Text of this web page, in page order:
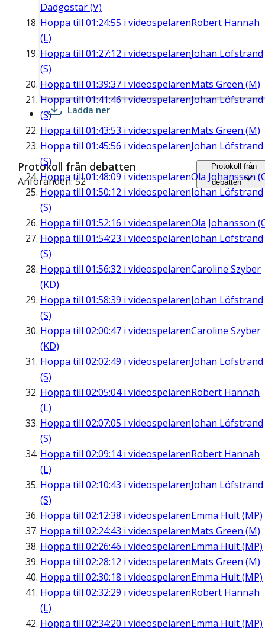
Dadgostar (V)
Hoppa till 01:24:55 i videospelarenRobert Hannah
(L)
Hoppa till 01:27:12 i videospelarenJohan Löfstrand
(S)
Hoppa till 01:39:37 i videospelarenMats Green (M)
Hoppa till01:41:46i videospelarenJohan Löfstrand
(S)
Hoppa till 01:43:53 i videospelarenMats Green (M)
Hoppa till 01:45:56 i videospelarenJohan Löfstrand
(S)
Hoppa till01:48:09 i videospelarenOla Johansson
Hoppa till 01:50:12 i videospelarenJohan Löfstrand
(S)
Hoppa till 01:52:16 i videospelarenOla Johansson
Hoppa till 01:54:23 i videospelarenJohan Löfstrand
(S)
Hoppa till 01:56:32 i videospelarenCaroline Szyber
(KD)
Hoppa till 01:58:39 i videospelarenJohan Löfstrand
(S)
Hoppa till 02:00:47 i videospelarenCaroline Szyber
(KD)
Hoppa till 02:02:49 i videospelarenJohan Löfstrand
(S)
Hoppa till 02:05:04i videospelarenRobert Hannah
(L)
Hoppa till 02:07:05 i videospelarenJohan Löfstrand
(S)
Hoppa till 02:09:14i videospelarenRobert Hannah
(L)
Hoppa till 02:10:43 i videospelarenJohan Löfstrand
(S)
Hoppa till 02:12:38 i videospelarenEmma Hult (MP)
Hoppa till 02:24:43 i videospelarenMats Green (M)
Hoppa till 02:26:46 i videospelarenEmma Hult (MP)
Hoppa till 02:28:12 i videospelarenMats Green (M)
Hoppa till 02:30:18 i videospelarenEmma Hult (MP)
Hoppa till 02:32:29 i videospelarenRobert Hannah
(L)
Hoppa till 02:34:20 i videospelarenEmma Hult (MP)
Ladda ner
Protokoll från debatten
Anföranden: 52
Protokoll från
debatten